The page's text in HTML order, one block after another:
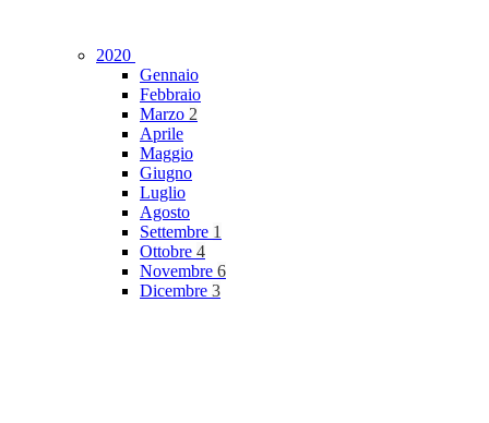
2020
Gennaio
Febbraio
Marzo 2
Aprile
Maggio
Giugno
Luglio
Agosto
Settembre 1
Ottobre 4
Novembre 6
Dicembre 3